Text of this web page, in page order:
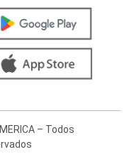
– Todos